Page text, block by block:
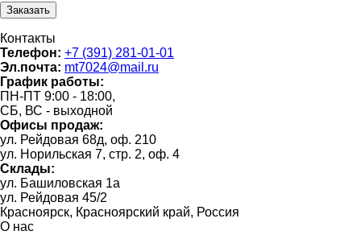
Контакты
Телефон: +7 (391) 281-01-01
Эл.почта: mt7024@mail.ru
График работы:
ПН-ПТ 9:00 - 18:00,
СБ, ВС - выходной
Офисы продаж:
ул. Рейдовая 68д, оф. 210
ул. Норильская 7, стр. 2, оф. 4
Склады:
ул. Башиловская 1а
ул. Рейдовая 45/2
Красноярск, Красноярский край, Россия
О нас